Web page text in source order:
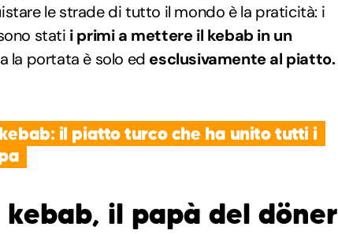
le strade di tutto il mondo è la praticità: i
stati i primi a mettere il kebab in un
la portata è solo ed esclusivamente al piatto.
il piatto turco che ha unito tutti i
kebab, il papà del döner